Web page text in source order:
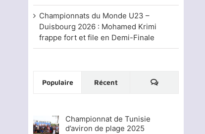
Championnats du Monde U23 –
Duisbourg 2026 : Mohamed Krimi
frappe fort et file en Demi-Finale
Populaire Récent
Championnat de Tunisie
d’aviron de plage 2025